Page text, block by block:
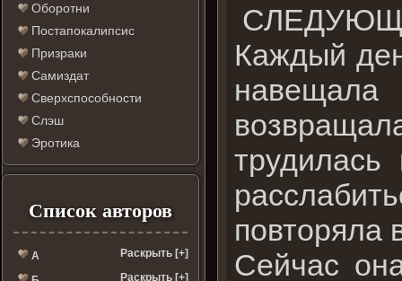
Оборотни
Постапокалипсис
Призраки
Самиздат
Сверхспособности
Слэш
Эротика
Список авторов
А Раскрыть [+]
Раскрыть [+]
Каждый
повторяла
Сейчас